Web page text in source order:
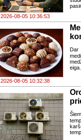
2026-08-05 10:36:53
2026-08-05 10:32:38
Dar